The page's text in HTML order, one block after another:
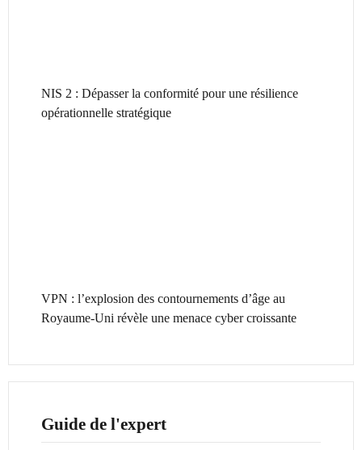
NIS 2 : Dépasser la conformité pour une résilience
opérationnelle stratégique
VPN : l’explosion des contournements d’âge au
Royaume-Uni révèle une menace cyber croissante
Guide de l'expert